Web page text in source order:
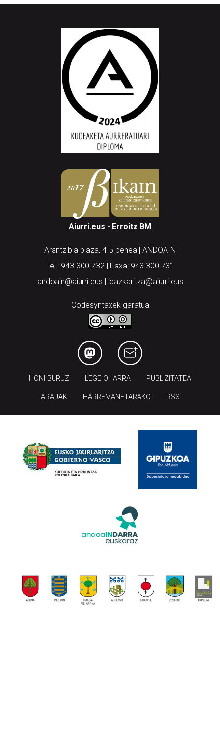
Aiurri.eus - Erroitz BM
Arantzibia plaza, 4-5 behea | ANDOAIN
Tel.: 943 300 732 | Faxa: 943 300 731
andoain@aiurri.eus | idazkaritza@aiurri.eus
Codesyntaxek garatua
HONI BURUZ LEGE OHARRA PUBLIZITATEA
ARAUAK HARREMANETARAKO RSS